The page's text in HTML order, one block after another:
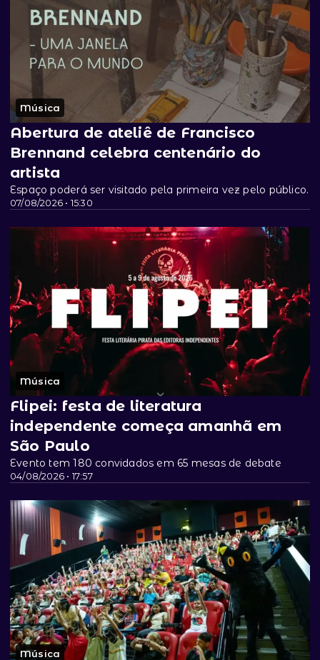
Música
07/08/2026 • 15:30
Abertura de ateliê de Francisco
Brennand celebra centenário do
artista
Espaço poderá ser visitado pela primeira vez pelo público.
Música
04/08/2026 • 17:57
Flipei: festa de literatura
independente começa amanhã em
São Paulo
Evento tem 180 convidados em 65 mesas de debate
Música